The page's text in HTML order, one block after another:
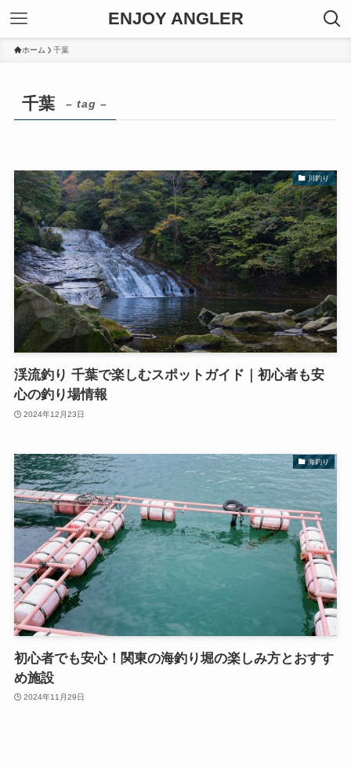
ENJOY ANGLER
ホーム 千葉
千葉 – tag –
川釣り
渓流釣り 千葉で楽しむスポットガイド｜初心者も安
心の釣り場情報
2024年12月23日
海釣り
初心者でも安心！関東の海釣り堀の楽しみ方とおすす
め施設
2024年11月29日